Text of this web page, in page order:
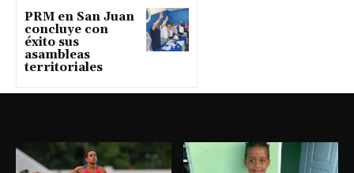
PRM en San Juan
concluye con
éxito sus
asambleas
territoriales